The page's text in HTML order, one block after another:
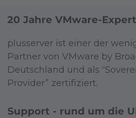
20 Jahre VMware-
plusserver ist einer der
Partner von VMware by
Deutschland und als
Provider” zertifiziert.
Support - rund um die